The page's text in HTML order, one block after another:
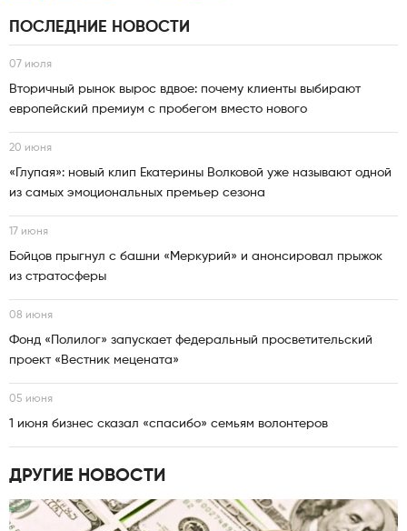
ПОСЛЕДНИЕ НОВОСТИ
07 июля
Вторичный рынок вырос вдвое: почему клиенты выбирают
европейский премиум с пробегом вместо нового
20 июня
«Глупая»: новый клип Екатерины Волковой уже называют одной
из самых эмоциональных премьер сезона
17 июня
Бойцов прыгнул с башни «Меркурий» и анонсировал прыжок
из стратосферы
08 июня
Фонд «Полилог» запускает федеральный просветительский
проект «Вестник мецената»
05 июня
1 июня бизнес сказал «спасибо» семьям волонтеров
ДРУГИЕ НОВОСТИ